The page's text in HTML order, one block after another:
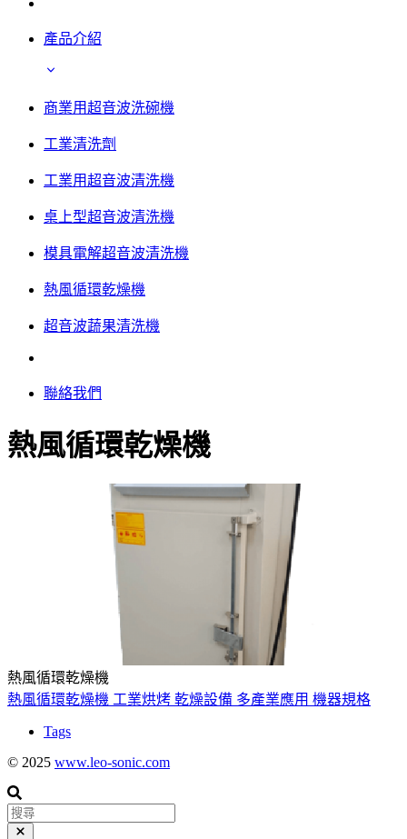
產品介紹
商業用超音波洗碗機
工業清洗劑
工業用超音波清洗機
桌上型超音波清洗機
模具電解超音波清洗機
熱風循環乾燥機
超音波蔬果清洗機
聯絡我們
熱風循環乾燥機
熱風循環乾燥機
熱風循環乾燥機 工業烘烤 乾燥設備 多產業應用 機器規格
Tags
© 2025 www.leo-sonic.com